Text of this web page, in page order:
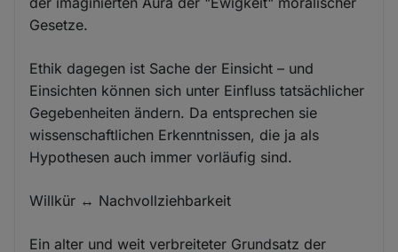
Gesetze.
Ethik dagegen ist Sache der Einsicht – und
Einsichten können sich unter Einfluss tatsächlicher
Gegebenheiten ändern. Da entsprechen sie
wissenschaftlichen Erkenntnissen, die ja als
Hypothesen auch immer vorläufig sind.
Willkür ↔ Nachvollziehbarkeit
Ein alter und weit verbreiteter Grundsatz der